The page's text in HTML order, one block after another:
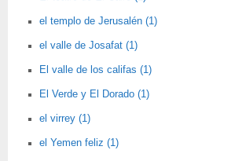
el templo de Jerusalén (1)
el valle de Josafat (1)
El valle de los califas (1)
El Verde y El Dorado (1)
el virrey (1)
el Yemen feliz (1)